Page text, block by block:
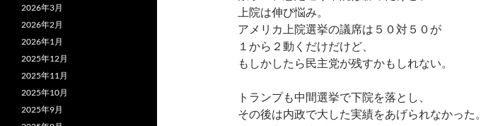
上院は伸び悩み。
アメリカ上院選挙の議席は５０対５０が
１から２動くだけだけど、
もしかしたら民主党が残すかもしれない。
トランプも中間選挙で下院を落とし、
その後は内政で大した実績をあげられなかった。
2026年3月
2026年2月
2026年1月
2025年12月
2025年11月
2025年10月
2025年9月